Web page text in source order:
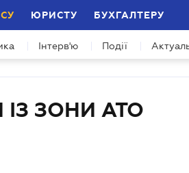
ЮРИСТУ БУХГАЛТЕРУ
Інтерв'ю Події
ЗОНИ АТО